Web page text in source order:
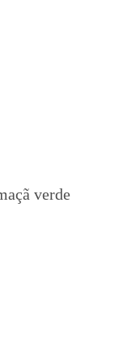
verde